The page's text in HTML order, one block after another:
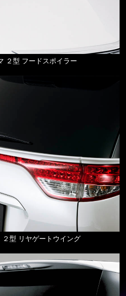
２型 フードスポイラー
２型 リヤゲートウイング